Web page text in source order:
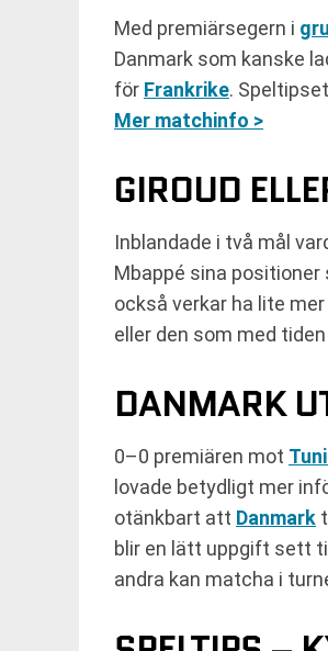
Med premiärsegern i
Danmark som kanske
för Frankrike.
Mer matchinfo >
GIROUD
Inblandade i två mål
Mbappé sina
också verkar ha lite
eller den som med
DANMARK
0–0 premiären mot
lovade betydligt mer
otänkbart att Danmark
blir en lätt uppgift sett
andra kan matcha i